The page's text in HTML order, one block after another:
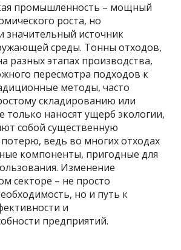
промышленность – мощный
роста, но
значительный источник
среды. Тонны отходов,
разных этапах производства,
пересмотра подходов к
методы, часто
складированию или
только наносят ущерб экологии,
собой существенную
ведь во многих отходах
компоненты, пригодные для
Изменение
секторе – не просто
но и путь к
и
предприятий.